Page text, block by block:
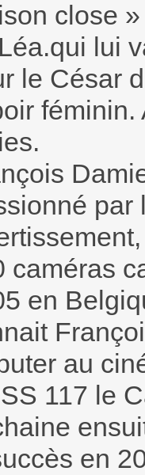
close
lui
le César
féminin.
par
caméras
en
au
117 le
en